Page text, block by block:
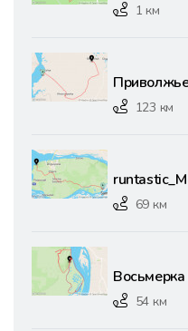
1 км
123 км
69 км
54 км